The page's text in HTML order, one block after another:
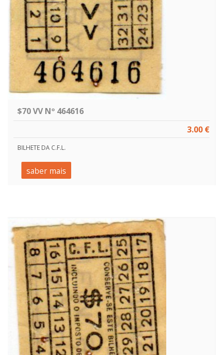
$70 VV Nº 464616
3.00 €
BILHETE DA C.F.L.
saber mais